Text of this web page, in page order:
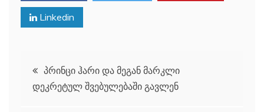
Linkedin
პოსტის
ნავიგაცია
პრინცი ჰარი და მეგან მარკლი
დეკრეტულ შვებულებაში გავლენ